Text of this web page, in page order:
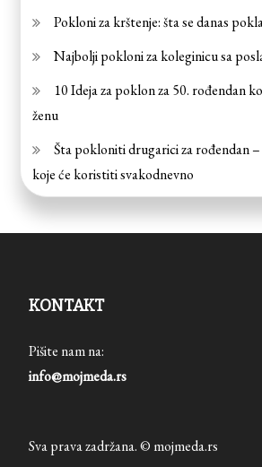
Pokloni za krštenje: šta se danas
Najbolji pokloni za koleginicu sa
10 Ideja za poklon za 50. rođendan
ženu
Šta pokloniti drugarici za rođendan
koje će koristiti svakodnevno
KONTAKT
Pišite nam na:
info@mojmeda.rs
Sva prava zadržana. © mojmeda.rs